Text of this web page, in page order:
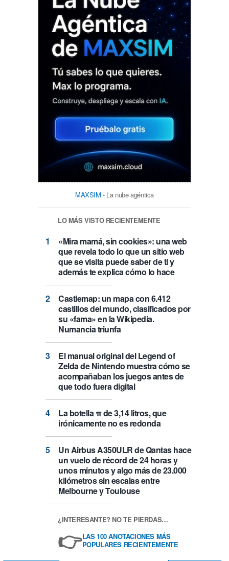
MAXSIM - La nube agéntica
LO MÁS VISTO RECIENTEMENTE
«Mira mamá, sin cookies»: una web
que revela todo lo que un sitio web
que se visita puede saber de ti y
además te explica cómo lo hace
Castlemap: un mapa con 6.412
castillos del mundo, clasificados por
su «fama» en la Wikipedia.
Numancia triunfa
El manual original del Legend of
Zelda de Nintendo muestra cómo se
acompañaban los juegos antes de
que todo fuera digital
La botella π de 3,14 litros, que
irónicamente no es redonda
Un Airbus A350ULR de Qantas hace
un vuelo de récord de 24 horas y
unos minutos y algo más de 23.000
kilómetros sin escalas entre
Melbourne y Toulouse
¿INTERESANTE? NO TE PIERDAS…
👉LAS 100 ANOTACIONES MÁS
POPULARES RECIENTEMENTE